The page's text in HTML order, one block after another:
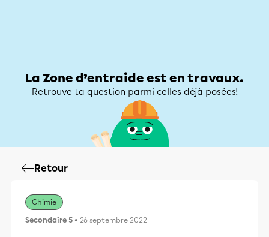
La Zone d’entraide est en travaux.
Retrouve ta question parmi celles déjà posées!
Retour
Chimie
Secondaire 5 • 26 septembre 2022